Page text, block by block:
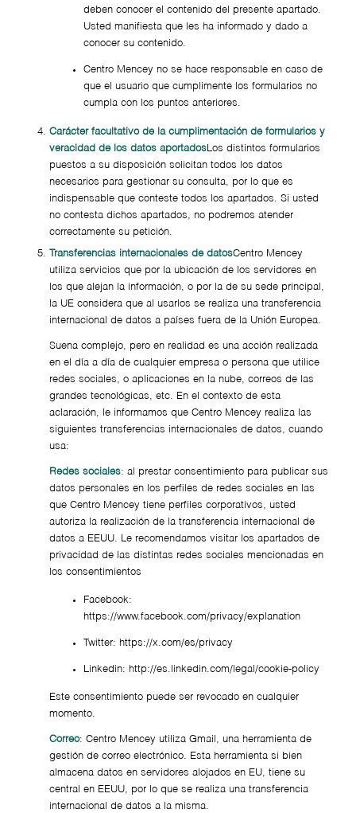
deben conocer el contenido del presente apartado.
Usted manifiesta que les ha informado y dado a
conocer su contenido.
Centro Mencey no se hace responsable en caso de
que el usuario que cumplimente los formularios no
cumpla con los puntos anteriores.
Carácter facultativo de la cumplimentación de formularios y
veracidad de los datos aportadosLos distintos formularios
puestos a su disposición solicitan todos los datos
necesarios para gestionar su consulta, por lo que es
indispensable que conteste todos los apartados. Si usted
no contesta dichos apartados, no podremos atender
correctamente su petición.
Transferencias internacionales de datosCentro Mencey
utiliza servicios que por la ubicación de los servidores en
los que alejan la información, o por la de su sede principal,
la UE considera que al usarlos se realiza una transferencia
internacional de datos a países fuera de la Unión Europea.
Suena complejo, pero en realidad es una acción realizada
en el día a día de cualquier empresa o persona que utilice
redes sociales, o aplicaciones en la nube, correos de las
grandes tecnológicas, etc. En el contexto de esta
aclaración, le informamos que Centro Mencey realiza las
siguientes transferencias internacionales de datos, cuando
usa:
Redes sociales: al prestar consentimiento para publicar sus
datos personales en los perfiles de redes sociales en las
que Centro Mencey tiene perfiles corporativos, usted
autoriza la realización de la transferencia internacional de
datos a EEUU. Le recomendamos visitar los apartados de
privacidad de las distintas redes sociales mencionadas en
los consentimientos
Facebook:
https://www.facebook.com/privacy/explanation
Twitter: https://x.com/es/privacy
Linkedin: http://es.linkedin.com/legal/cookie-policy
Este consentimiento puede ser revocado en cualquier
momento.
Correo: Centro Mencey utiliza Gmail, una herramienta de
gestión de correo electrónico. Esta herramienta si bien
almacena datos en servidores alojados en EU, tiene su
central en EEUU, por lo que se realiza una transferencia
internacional de datos a la misma.